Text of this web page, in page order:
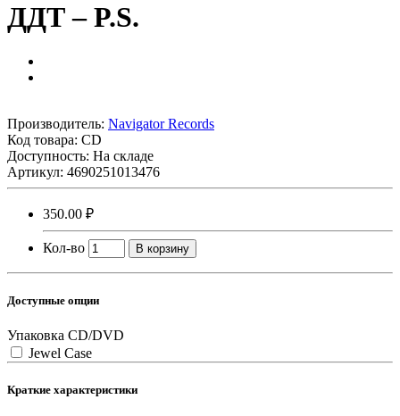
ДДТ ‎– P.S.
Производитель: Navigator Records
Код товара: CD
Доступность: На складе
Артикул: 4690251013476
350.00 ₽
Кол-во В корзину
Доступные опции
Упаковка CD/DVD
Jewel Case
Краткие характеристики